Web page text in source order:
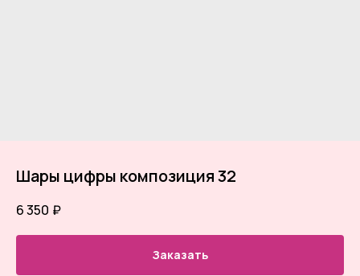
Шары цифры композиция 32
6 350 ₽
Заказать